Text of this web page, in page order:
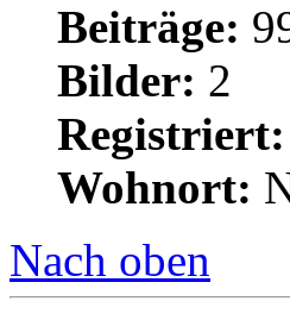
Beiträge:
Bilder: 2
Registriert:
Wohnort:
Nach oben